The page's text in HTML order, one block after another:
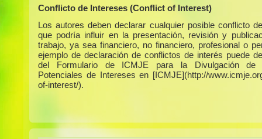
Conflicto de Intereses (Conflict of Interest)
Los autores deben declarar cualquier posible conflicto
que podría influir en la presentación, revisión y
trabajo, ya sea financiero, no financiero, profesional o
ejemplo de declaración de conflictos de interés puede
del Formulario de ICMJE para la Divulgación de
Potenciales de Intereses en [ICMJE](http://
of-interest/).